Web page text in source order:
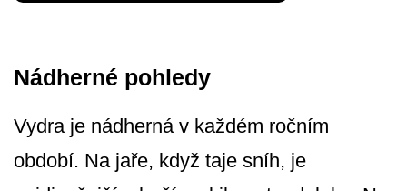
Nádherné pohledy
Vydra je nádherná v každém ročním
období. Na jaře, když taje sníh, je